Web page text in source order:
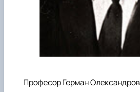
Професор Герман